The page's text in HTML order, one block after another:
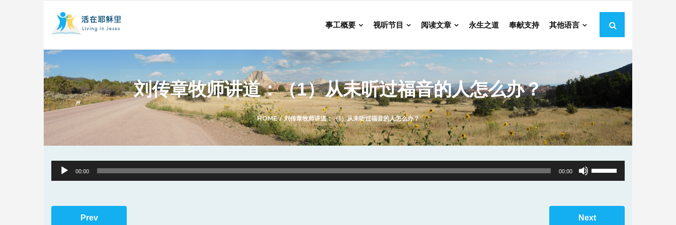
事工概要 视听节目 阅读文章 永生之道 奉献支持 其他语言
刘传章牧师讲道：（1）从未听过福音的人怎么办？
HOME/刘传章牧师讲道：（1）从未听过福音的人怎么办？
Audio
Player
00:00 00:00
Use
Up/Down
to
Prev Next